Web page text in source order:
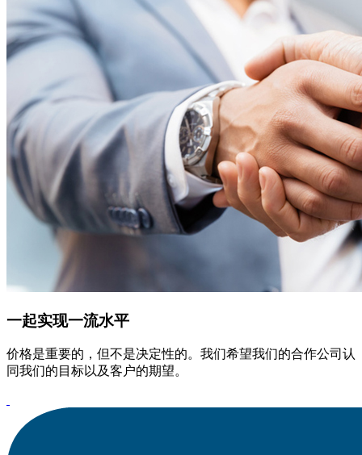
一起实现一流水平
价格是重要的，但不是决定性的。我们希望我们的合作公司认
同我们的目标以及客户的期望。